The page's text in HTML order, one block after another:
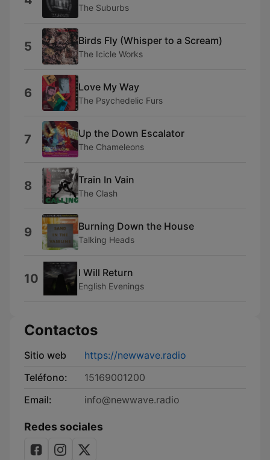
The Suburbs
5 Birds Fly (Whisper to a Scream)
The Icicle Works
6 Love My Way
The Psychedelic Furs
7 Up the Down Escalator
The Chameleons
8 Train In Vain
The Clash
9 Burning Down the House
Talking Heads
10 I Will Return
English Evenings
Contactos
Sitio web
https://newwave.radio
Teléfono:
15169001200
Email:
info@newwave.radio
Redes sociales